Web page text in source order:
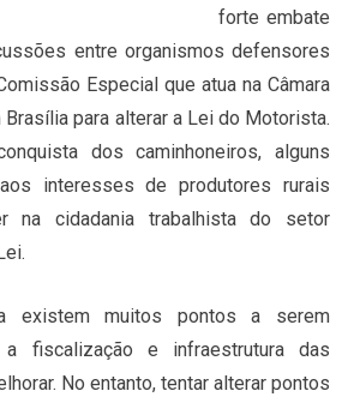
forte embate
entre organismos defensores
Especial que atua na Câmara
para alterar a Lei do Motorista.
dos caminhoneiros, alguns
interesses de produtores rurais
na cidadania trabalhista do setor
existem muitos pontos a serem
fiscalização e infraestrutura das
No entanto, tentar alterar pontos